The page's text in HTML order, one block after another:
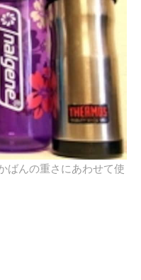
ばんの重さにあわせて使